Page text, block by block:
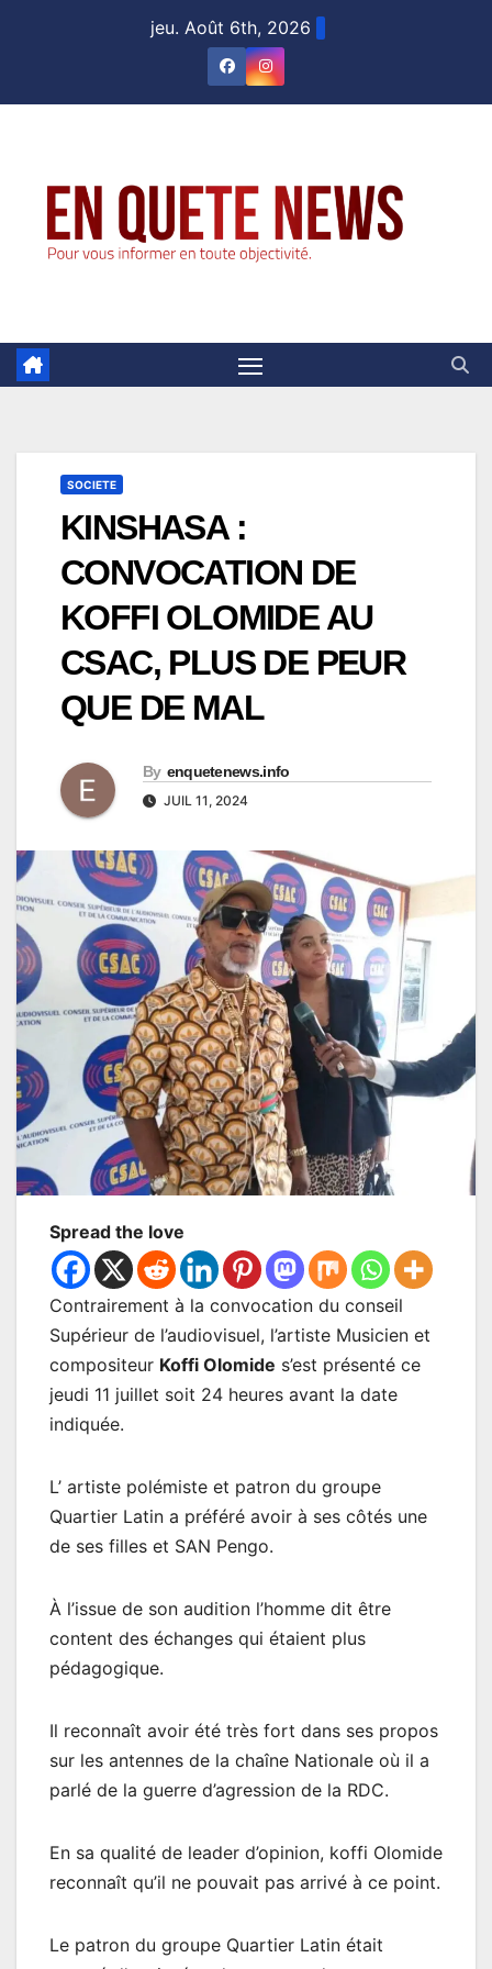
jeu. Août 6th, 2026
SOCIETE
KINSHASA :
CONVOCATION DE
KOFFI OLOMIDE AU
CSAC, PLUS DE PEUR
QUE DE MAL
By enquetenews.info
JUIL 11, 2024
Spread the love
Contrairement à la convocation du conseil
Supérieur de l’audiovisuel, l’artiste Musicien et
compositeur Koffi Olomide s’est présenté ce
jeudi 11 juillet soit 24 heures avant la date
indiquée.
L’ artiste polémiste et patron du groupe
Quartier Latin a préféré avoir à ses côtés une
de ses filles et SAN Pengo.
À l’issue de son audition l’homme dit être
content des échanges qui étaient plus
pédagogique.
Il reconnaît avoir été très fort dans ses propos
sur les antennes de la chaîne Nationale où il a
parlé de la guerre d’agression de la RDC.
En sa qualité de leader d’opinion, koffi Olomide
reconnaît qu’il ne pouvait pas arrivé à ce point.
Le patron du groupe Quartier Latin était